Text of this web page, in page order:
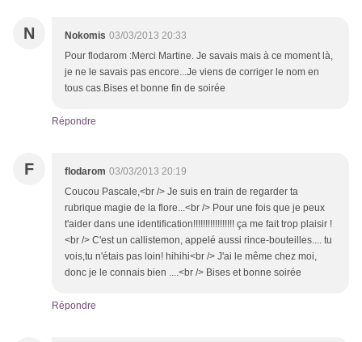
N Nokomis 03/03/2013 20:33
Pour flodarom :Merci Martine. Je savais mais à ce moment là,
je ne le savais pas encore...Je viens de corriger le nom en
tous cas.Bises et bonne fin de soirée
Répondre
F flodarom 03/03/2013 20:19
Coucou Pascale,<br /> Je suis en train de regarder ta
rubrique magie de la flore...<br /> Pour une fois que je peux
t'aider dans une identification!!!!!!!!!!!!!!!!! ça me fait trop plaisir !
<br /> C'est un callistemon, appelé aussi rince-bouteilles.... tu
vois,tu n'étais pas loin! hihihi<br /> J'ai le même chez moi,
donc je le connais bien ....<br /> Bises et bonne soirée
Répondre